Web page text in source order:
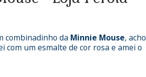
combinadinho da Minnie Mouse, acho
um esmalte de cor rosa e amei o